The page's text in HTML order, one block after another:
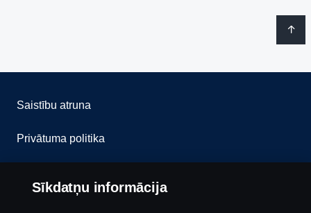
Saistību atruna
Privātuma politika
Sīkdatņu informācija